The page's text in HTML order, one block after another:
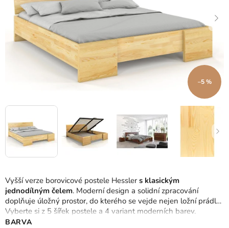
Vyšší verze borovicové postele Hessler s klasickým
jednodílným čelem. Moderní design a solidní zpracování
doplňuje úložný prostor, do kterého se vejde nejen ložní prádlo.
Vyberte si z 5 šířek postele a 4 variant moderních barev.
BARVA
–5 %